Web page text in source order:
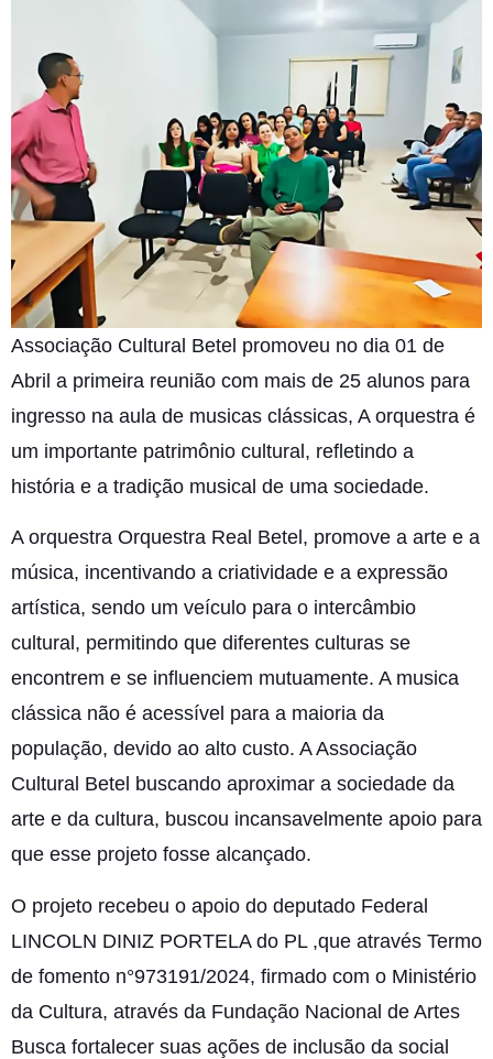
Associação Cultural Betel promoveu no dia 01 de
Abril a primeira reunião com mais de 25 alunos para
ingresso na aula de musicas clássicas, A orquestra é
um importante patrimônio cultural, refletindo a
história e a tradição musical de uma sociedade.
A orquestra Orquestra Real Betel, promove a arte e a
música, incentivando a criatividade e a expressão
artística, sendo um veículo para o intercâmbio
cultural, permitindo que diferentes culturas se
encontrem e se influenciem mutuamente. A musica
clássica não é acessível para a maioria da
população, devido ao alto custo. A Associação
Cultural Betel buscando aproximar a sociedade da
arte e da cultura, buscou incansavelmente apoio para
que esse projeto fosse alcançado.
O projeto recebeu o apoio do deputado Federal
LINCOLN DINIZ PORTELA do PL ,que através Termo
de fomento n°973191/2024, firmado com o Ministério
da Cultura, através da Fundação Nacional de Artes
Busca fortalecer suas ações de inclusão da social